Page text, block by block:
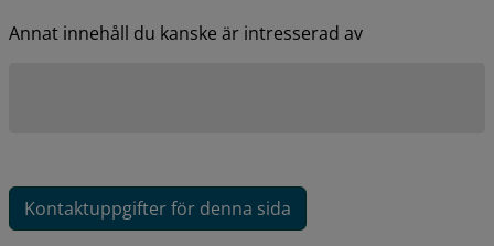
Annat innehåll du kanske är intresserad av
Kontaktuppgifter för denna sida